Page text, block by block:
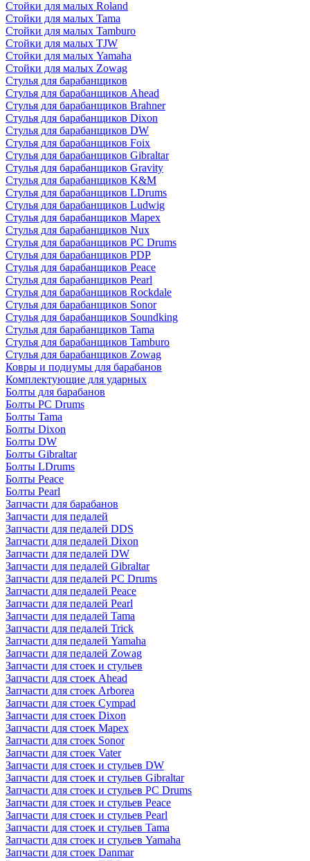
Стойки для малых Roland
Стойки для малых Tama
Стойки для малых Tamburo
Стойки для малых TJW
Стойки для малых Yamaha
Стойки для малых Zowag
Стулья для барабанщиков
Стулья для барабанщиков Ahead
Стулья для барабанщиков Brahner
Стулья для барабанщиков Dixon
Стулья для барабанщиков DW
Стулья для барабанщиков Foix
Стулья для барабанщиков Gibraltar
Стулья для барабанщиков Gravity
Стулья для барабанщиков K&M
Стулья для барабанщиков LDrums
Стулья для барабанщиков Ludwig
Стулья для барабанщиков Mapex
Стулья для барабанщиков Nux
Стулья для барабанщиков PC Drums
Стулья для барабанщиков PDP
Стулья для барабанщиков Peace
Стулья для барабанщиков Pearl
Стулья для барабанщиков Rockdale
Стулья для барабанщиков Sonor
Стулья для барабанщиков Soundking
Стулья для барабанщиков Tama
Стулья для барабанщиков Tamburo
Стулья для барабанщиков Zowag
Ковры и подиумы для барабанов
Комплектующие для ударных
Болты для барабанов
Болты PC Drums
Болты Tama
Болты Dixon
Болты DW
Болты Gibraltar
Болты LDrums
Болты Peace
Болты Pearl
Запчасти для барабанов
Запчасти для педалей
Запчасти для педалей DDS
Запчасти для педалей Dixon
Запчасти для педалей DW
Запчасти для педалей Gibraltar
Запчасти для педалей PC Drums
Запчасти для педалей Peace
Запчасти для педалей Pearl
Запчасти для педалей Tama
Запчасти для педалей Trick
Запчасти для педалей Yamaha
Запчасти для педалей Zowag
Запчасти для стоек и стульев
Запчасти для стоек Ahead
Запчасти для стоек Arborea
Запчасти для стоек Cympad
Запчасти для стоек Dixon
Запчасти для стоек Mapex
Запчасти для стоек Sonor
Запчасти для стоек Vater
Запчасти для стоек и стульев DW
Запчасти для стоек и стульев Gibraltar
Запчасти для стоек и стульев PC Drums
Запчасти для стоек и стульев Peace
Запчасти для стоек и стульев Pearl
Запчасти для стоек и стульев Tama
Запчасти для стоек и стульев Yamaha
Запчасти для стоек Danmar